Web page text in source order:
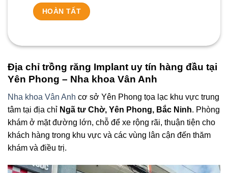
Địa chỉ trồng răng Implant uy tín hàng đầu tại
Yên Phong – Nha khoa Vân Anh
Nha khoa Vân Anh cơ sở Yên Phong tọa lạc khu vực trung
tâm tại địa chỉ Ngã tư Chờ, Yên Phong, Bắc Ninh. Phòng
khám ở mặt đường lớn, chỗ để xe rộng rãi, thuận tiện cho
khách hàng trong khu vực và các vùng lân cận đến thăm
khám và điều trị.